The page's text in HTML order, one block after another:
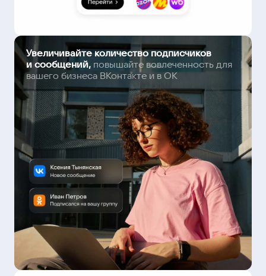
Увеличивайте количество подписчиков
и сообщений, повышайте вовлеченность для
вашего бизнеса ВКонтакте и в ОК